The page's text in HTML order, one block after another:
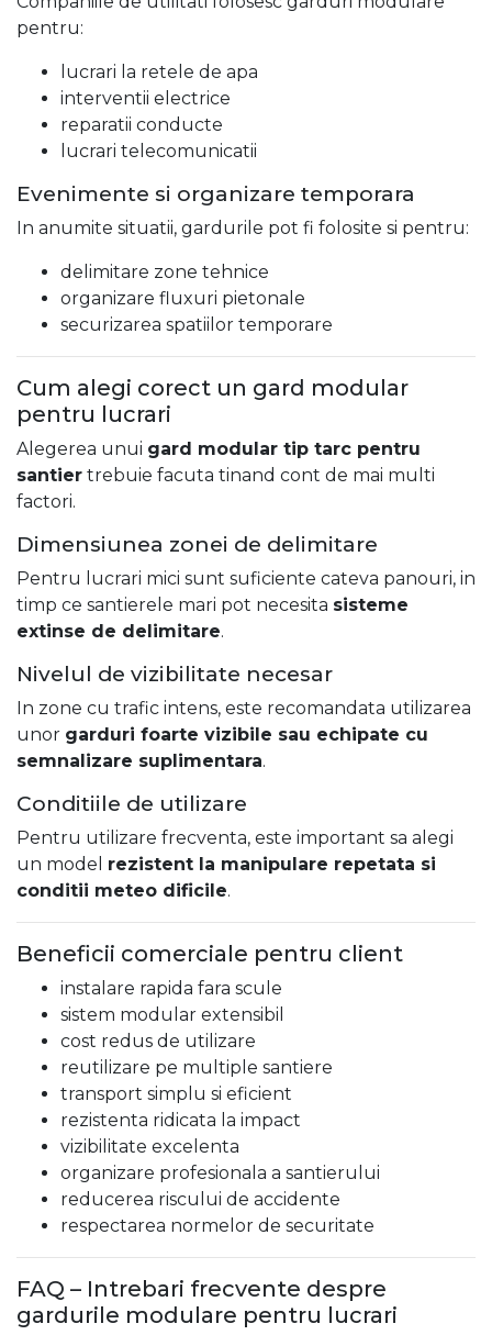
pentru:
lucrari la retele de apa
interventii electrice
reparatii conducte
lucrari telecomunicatii
Evenimente si organizare temporara
In anumite situatii, gardurile pot fi folosite si pentru:
delimitare zone tehnice
organizare fluxuri pietonale
securizarea spatiilor temporare
Cum alegi corect un gard modular
pentru lucrari
Alegerea unui gard modular tip tarc pentru
santier trebuie facuta tinand cont de mai multi
factori.
Dimensiunea zonei de delimitare
Pentru lucrari mici sunt suficiente cateva panouri, in
timp ce santierele mari pot necesita sisteme
extinse de delimitare.
Nivelul de vizibilitate necesar
In zone cu trafic intens, este recomandata utilizarea
unor garduri foarte vizibile sau echipate cu
semnalizare suplimentara.
Conditiile de utilizare
Pentru utilizare frecventa, este important sa alegi
un model rezistent la manipulare repetata si
conditii meteo dificile.
Beneficii comerciale pentru client
instalare rapida fara scule
sistem modular extensibil
cost redus de utilizare
reutilizare pe multiple santiere
transport simplu si eficient
rezistenta ridicata la impact
vizibilitate excelenta
organizare profesionala a santierului
reducerea riscului de accidente
respectarea normelor de securitate
FAQ – Intrebari frecvente despre
gardurile modulare pentru lucrari